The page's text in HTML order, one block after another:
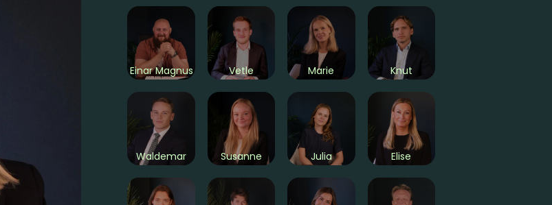
Einar Magnus Vetle Marie Knut
Waldemar Susanne Julia Elise